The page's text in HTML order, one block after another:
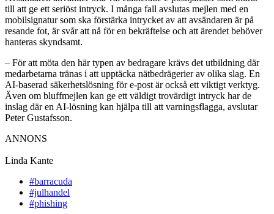
till att ge ett seriöst intryck. I många fall avslutas mejlen med en
mobilsignatur som ska förstärka intrycket av att avsändaren är på
resande fot, är svår att nå för en bekräftelse och att ärendet behöver
hanteras skyndsamt.
– För att möta den här typen av bedragare krävs det utbildning där
medarbetarna tränas i att upptäcka nätbedrägerier av olika slag. En
AI-baserad säkerhetslösning för e-post är också ett viktigt verktyg.
Även om bluffmejlen kan ge ett väldigt trovärdigt intryck har de
inslag där en AI-lösning kan hjälpa till att varningsflagga, avslutar
Peter Gustafsson.
ANNONS
Linda Kante
#barracuda
#julhandel
#phishing